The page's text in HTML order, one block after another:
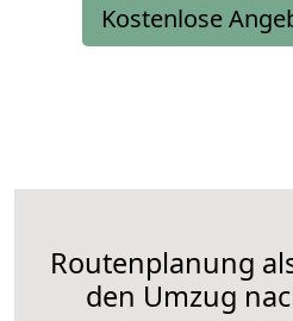
Kostenlose
Routenplanung
den Umzug